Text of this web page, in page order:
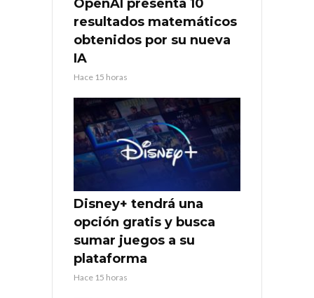
OpenAI presenta 10
resultados matemáticos
obtenidos por su nueva
IA
Hace 15 horas
Disney+ tendrá una
opción gratis y busca
sumar juegos a su
plataforma
Hace 15 horas